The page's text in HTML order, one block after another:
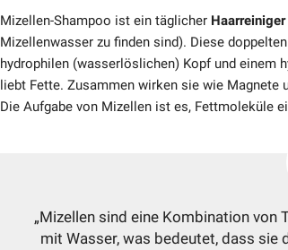
Mizellen-Shampoo ist ein täglicher Haarreiniger
Mizellenwasser zu finden sind). Diese
hydrophilen (wasserlöslichen) Kopf und einem
liebt Fette. Zusammen wirken sie wie Magnete
Die Aufgabe von Mizellen ist es, Fettmoleküle
„Mizellen sind eine Kombination von
mit Wasser, was bedeutet, dass sie